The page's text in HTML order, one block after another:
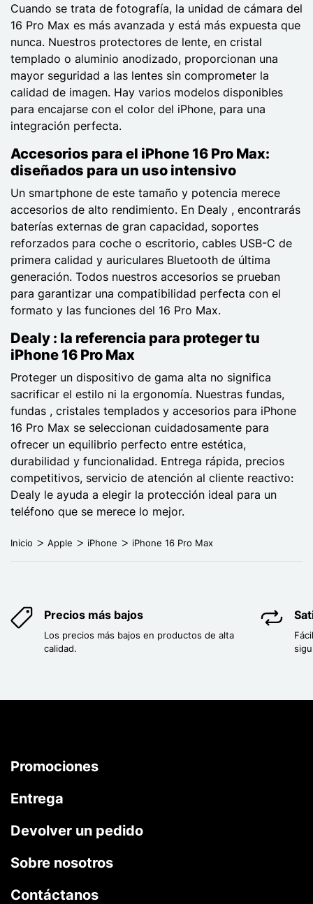
Cuando se trata de fotografía, la unidad de cámara del
16 Pro Max es más avanzada y está más expuesta que
nunca. Nuestros protectores de lente, en cristal
templado o aluminio anodizado, proporcionan una
mayor seguridad a las lentes sin comprometer la
calidad de imagen. Hay varios modelos disponibles
para encajarse con el color del iPhone, para una
integración perfecta.
Accesorios para el iPhone 16 Pro Max:
diseñados para un uso intensivo
Un smartphone de este tamaño y potencia merece
accesorios de alto rendimiento. En Dealy , encontrarás
baterías externas de gran capacidad, soportes
reforzados para coche o escritorio, cables USB-C de
primera calidad y auriculares Bluetooth de última
generación. Todos nuestros accesorios se prueban
para garantizar una compatibilidad perfecta con el
formato y las funciones del 16 Pro Max.
Dealy : la referencia para proteger tu
iPhone 16 Pro Max
Proteger un dispositivo de gama alta no significa
sacrificar el estilo ni la ergonomía. Nuestras fundas,
fundas , cristales templados y accesorios para iPhone
16 Pro Max se seleccionan cuidadosamente para
ofrecer un equilibrio perfecto entre estética,
durabilidad y funcionalidad. Entrega rápida, precios
competitivos, servicio de atención al cliente reactivo:
Dealy le ayuda a elegir la protección ideal para un
teléfono que se merece lo mejor.
Inicio Apple iPhone iPhone 16 Pro Max
Precios más bajos
Los precios más bajos en productos de alta
calidad.
Promociones
Entrega
Devolver un pedido
Sobre nosotros
Contáctanos